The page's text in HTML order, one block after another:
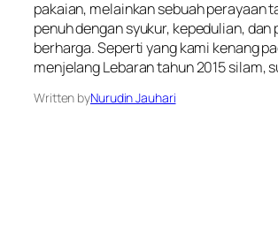
pakaian, melainkan sebuah perayaan
penuh dengan syukur, kepedulian, dan
berharga. Seperti yang kami kenang
menjelang Lebaran tahun 2015 silam,
Written byNurudin Jauhari